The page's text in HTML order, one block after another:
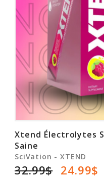
Xtend Électrolytes
Saine
SciVation - XTEND
32.99$ 24.99$